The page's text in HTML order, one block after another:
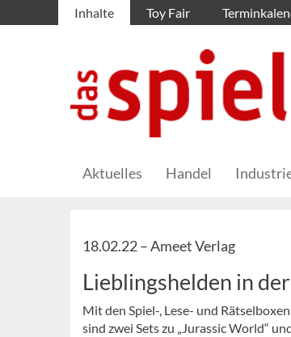
Inhalte Toy Fair
Aktuelles Handel
18.02.22 –Ameet Verlag
Lieblingshelden in
Mit den Spiel-, Lese- und
sind zwei Sets zu „Jurassic World“